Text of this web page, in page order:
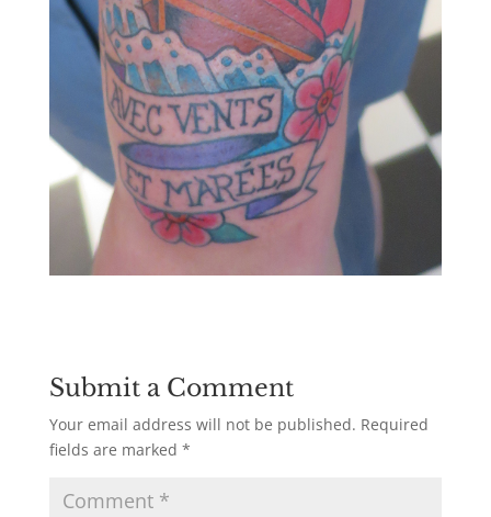
Submit a Comment
Your email address will not be published. Required
fields are marked *